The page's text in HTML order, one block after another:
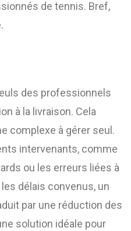
de tennis. Bref,
des professionnels
à la livraison. Cela
complexe à gérer seul.
intervenants, comme
ou les erreurs liées à
délais convenus, un
par une réduction des
solution idéale pour